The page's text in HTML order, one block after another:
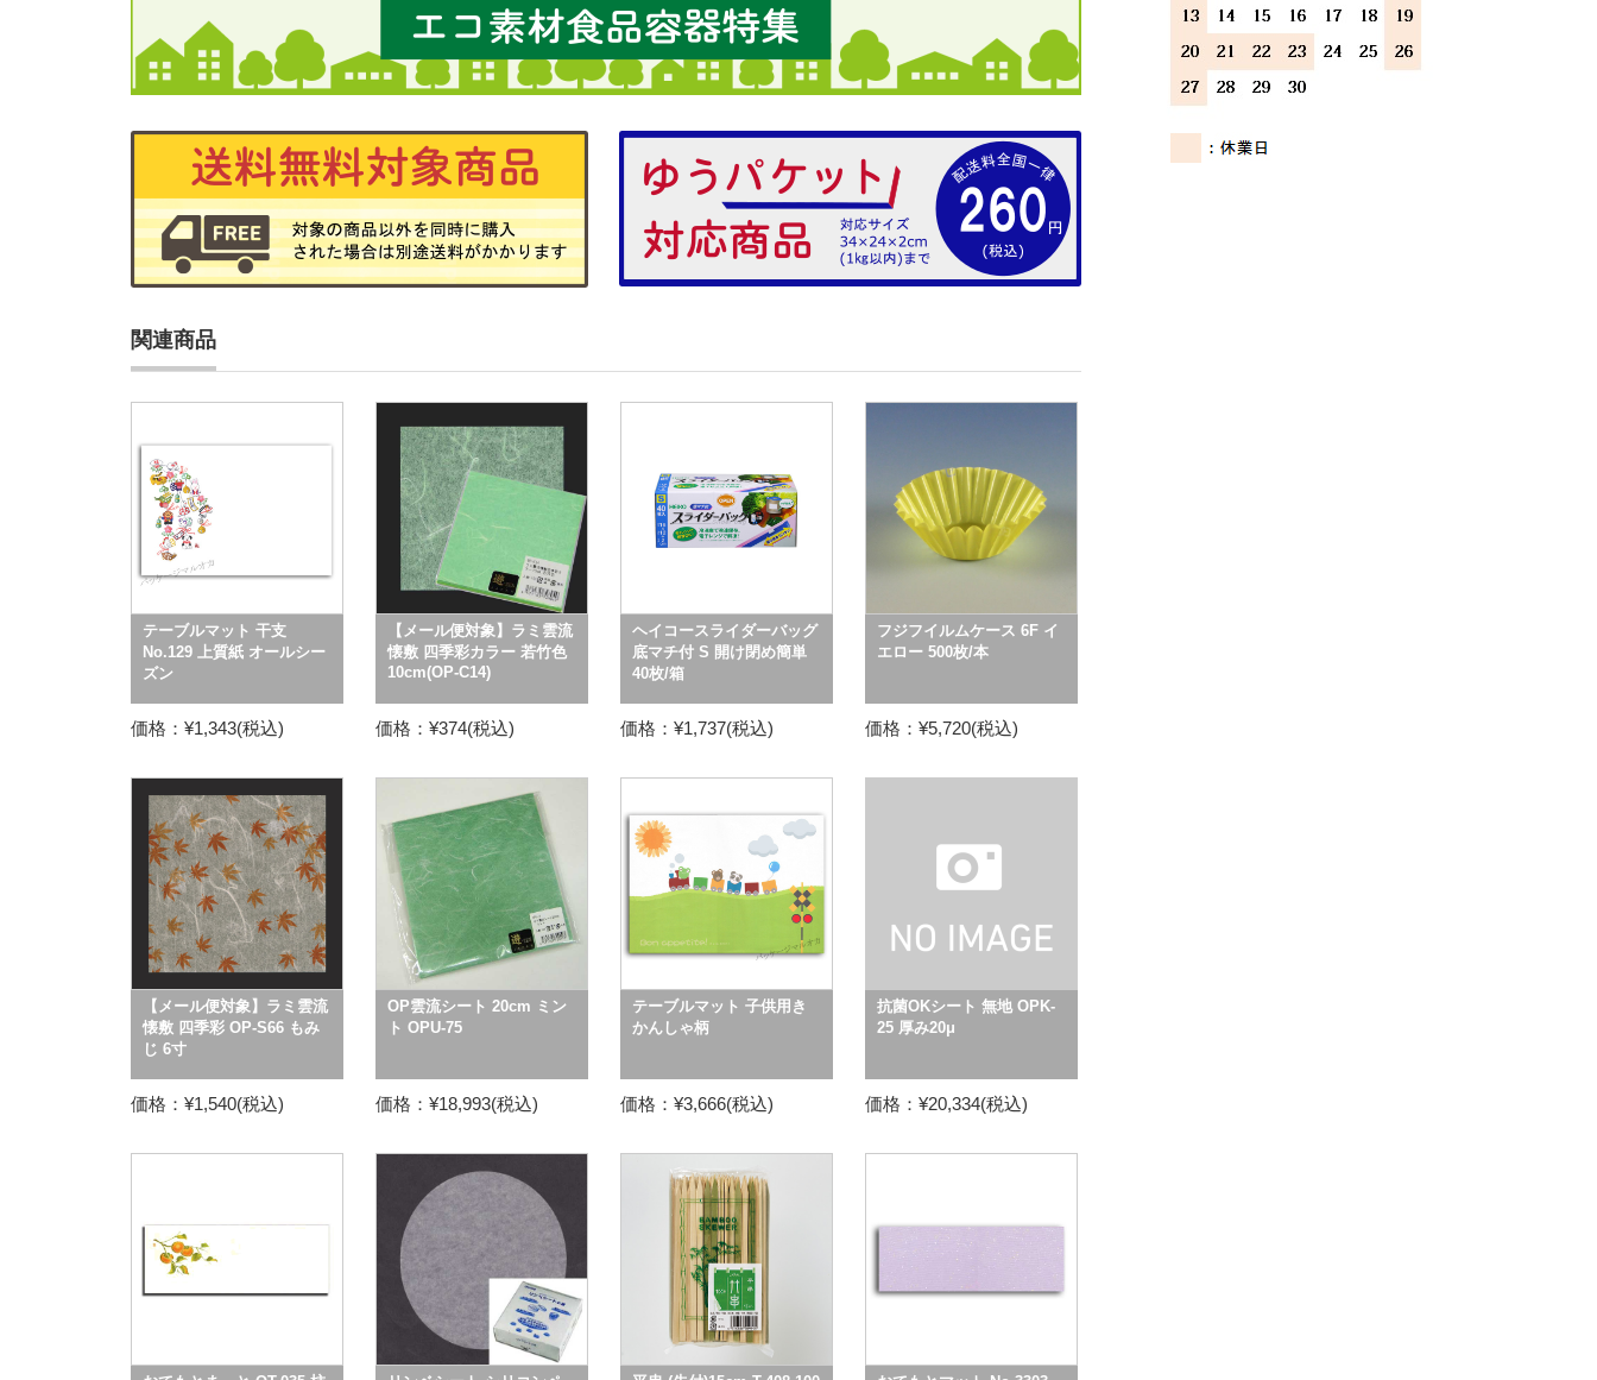
関連商品
テーブルマット 干支
No.129 上質紙 オールシー
ズン
価格：¥1,343(税込)
【メール便対象】ラミ雲流
懐敷 四季彩カラー 若竹色
10cm(OP-C14)
価格：¥374(税込)
ヘイコースライダーバッグ
底マチ付 S 開け閉め簡単
40枚/箱
価格：¥1,737(税込)
フジフイルムケース 6F イ
エロー 500枚/本
価格：¥5,720(税込)
【メール便対象】ラミ雲流
懐敷 四季彩 OP-S66 もみ
じ 6寸
価格：¥1,540(税込)
OP雲流シート 20cm ミン
ト OPU-75
価格：¥18,993(税込)
テーブルマット 子供用き
かんしゃ柄
価格：¥3,666(税込)
抗菌OKシート 無地 OPK-
25 厚み20μ
価格：¥20,334(税込)